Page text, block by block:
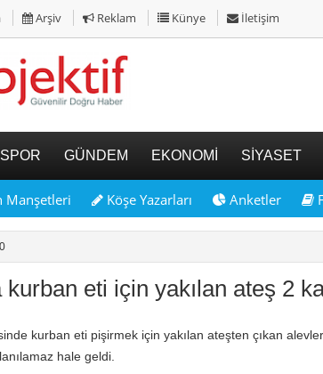
Arşiv Reklam Künye İletişim
SPOR GÜNDEM EKONOMİ SİYASET
Manşetleri Köşe Yazarları Anketler
kurban eti için yakılan ateş 2
kurban eti pişirmek için yakılan ateşten çıkan
hale geldi.